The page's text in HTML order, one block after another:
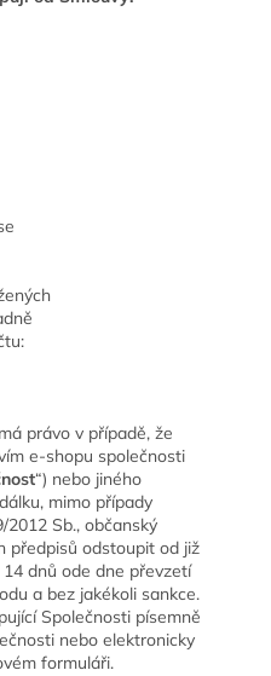
právo v případě, že
e-shopu společnosti
“) nebo jiného
mimo případy
2012 Sb., občanský
předpisů odstoupit od již
dnů ode dne převzetí
a bez jakékoli sankce.
Společnosti písemně
nebo elektronicky
formuláři.